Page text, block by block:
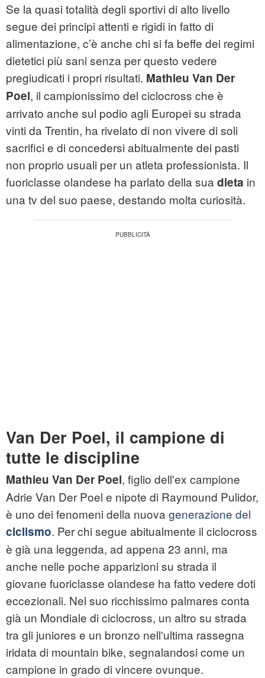
Se la quasi totalità degli sportivi di alto livello
segue dei principi attenti e rigidi in fatto di
alimentazione, c’è anche chi si fa beffe dei regimi
dietetici più sani senza per questo vedere
pregiudicati i propri risultati. Mathieu Van Der
Poel, il campionissimo del ciclocross che è
arrivato anche sul podio agli Europei su strada
vinti da Trentin, ha rivelato di non vivere di soli
sacrifici e di concedersi abitualmente dei pasti
non proprio usuali per un atleta professionista. Il
fuoriclasse olandese ha parlato della sua dieta in
una tv del suo paese, destando molta curiosità.
Van Der Poel, il campione di
tutte le discipline
Mathieu Van Der Poel, figlio dell'ex campione
Adrie Van Der Poel e nipote di Raymound Pulidor,
è uno dei fenomeni della nuova generazione del
ciclismo. Per chi segue abitualmente il ciclocross
è già una leggenda, ad appena 23 anni, ma
anche nelle poche apparizioni su strada il
giovane fuoriclasse olandese ha fatto vedere doti
eccezionali. Nel suo ricchissimo palmares conta
già un Mondiale di ciclocross, un altro su strada
tra gli juniores e un bronzo nell'ultima rassegna
iridata di mountain bike, segnalandosi come un
campione in grado di vincere ovunque.